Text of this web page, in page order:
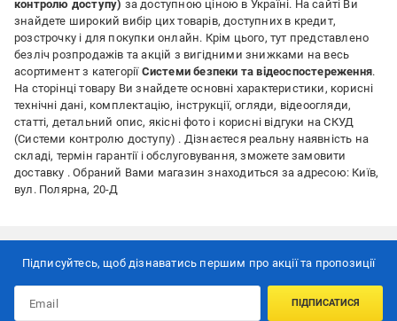
контролю доступу) за доступною ціною в Україні. На сайті Ви
знайдете широкий вибір цих товарів, доступних в кредит,
розстрочку і для покупки онлайн. Крім цього, тут представлено
безліч розпродажів та акцій з вигідними знижками на весь
асортимент з категорії Системи безпеки та відеоспостереження.
На сторінці товару Ви знайдете основні характеристики, корисні
технічні дані, комплектацію, інструкції, огляди, відеоогляди,
статті, детальний опис, якісні фото і корисні відгуки на СКУД
(Системи контролю доступу) . Дізнаєтеся реальну наявність на
складі, термін гарантії і обслуговування, зможете замовити
доставку . Обраний Вами магазин знаходиться за адресою: Київ,
вул. Полярна, 20-Д
Підписуйтесь, щоб дізнаватись першим про акції та пропозиції
ПІДПИСАТИСЯ